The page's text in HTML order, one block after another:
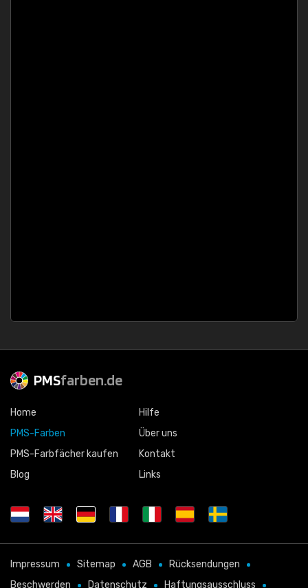
PMSfarben.de
Home
PMS-Farben
PMS-Farbfächer kaufen
Blog
Hilfe
Über uns
Kontakt
Links
Impressum Sitemap AGB
Rücksendungen
Beschwerden
Datenschutz Haftungsausschluss